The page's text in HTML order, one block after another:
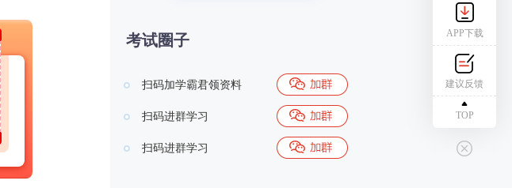
考试圈子
扫码加学霸君领资料
扫码进群学习
扫码进群学习
APP下载
建议反馈
TOP